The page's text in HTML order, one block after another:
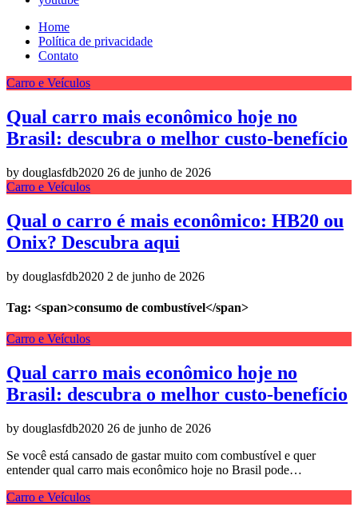
Home
Política de privacidade
Contato
Carro e Veículos
Qual carro mais econômico hoje no
Brasil: descubra o melhor custo-benefício
by douglasfdb2020 26 de junho de 2026
Carro e Veículos
Qual o carro é mais econômico: HB20 ou
Onix? Descubra aqui
by douglasfdb2020 2 de junho de 2026
Tag: <span>consumo de combustível</span>
Carro e Veículos
Qual carro mais econômico hoje no
Brasil: descubra o melhor custo-benefício
by douglasfdb2020 26 de junho de 2026
Se você está cansado de gastar muito com combustível e quer
entender qual carro mais econômico hoje no Brasil pode…
Carro e Veículos